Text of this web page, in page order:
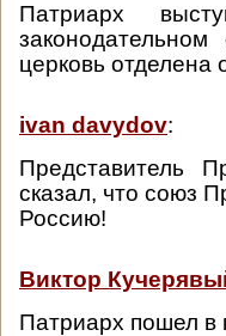
Патриарх
церковь отделена
ivan davydov:
Представитель
сказал, что союз
Россию!
Виктор
Патриарх пошел в